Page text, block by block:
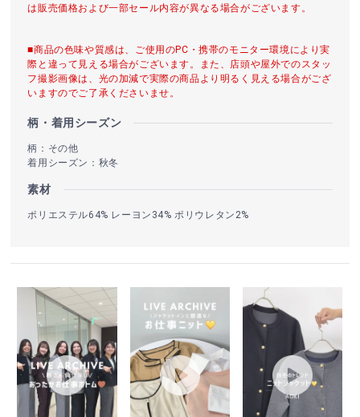
は販売価格および一部セール内容が異なる場合がございます。
■商品の色味や質感は、ご使用のPC・携帯のモニター環境により実
際と違って見える場合がございます。また、店頭や屋外でのスタッ
フ撮影画像は、光の加減で実際の商品より明るく見える場合がござ
いますのでご了承くださいませ。
柄・着用シーズン
柄：その他
着用シーズン：秋冬
素材
ポリエステル64% レーヨン34% ポリウレタン2%